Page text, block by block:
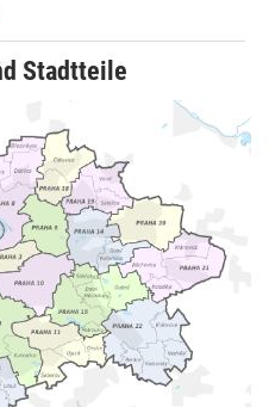
Stadtteile